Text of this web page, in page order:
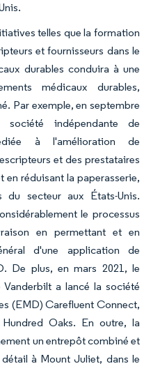
telles que la formation
et fournisseurs dans le
durables conduira à une
médicaux durables,
Par exemple, en septembre
indépendante de
à l'amélioration de
et des prestataires
réduisant la paperasserie,
secteur aux États-Unis.
le processus
en permettant et en
d'une application de
De plus, en mars 2021, le
a lancé la société
(EMD) Carefluent Connect,
Oaks. En outre, la
un entrepôt combiné et
à Mount Juliet, dans le